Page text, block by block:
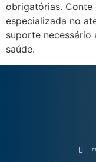
obrigatórias. Conte
especializada no
suporte necessário
saúde.